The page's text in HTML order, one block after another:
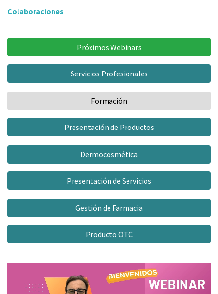
Colaboraciones
Próximos Webinars
Servicios Profesionales
Formación
Presentación de Productos
Dermocosmética
Presentación de Servicios
Gestión de Farmacia
Producto OTC
Player